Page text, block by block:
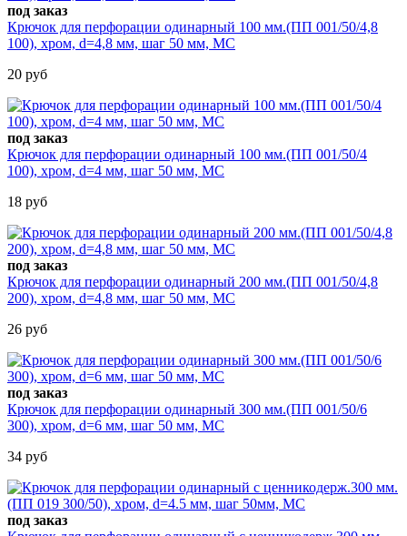
под заказ
Крючок для перфорации одинарный 100 мм.(ПП 001/50/4,8
100), хром, d=4,8 мм, шаг 50 мм, МС
20 руб
под заказ
Крючок для перфорации одинарный 100 мм.(ПП 001/50/4
100), хром, d=4 мм, шаг 50 мм, МС
18 руб
под заказ
Крючок для перфорации одинарный 200 мм.(ПП 001/50/4,8
200), хром, d=4,8 мм, шаг 50 мм, МС
26 руб
под заказ
Крючок для перфорации одинарный 300 мм.(ПП 001/50/6
300), хром, d=6 мм, шаг 50 мм, МС
34 руб
под заказ